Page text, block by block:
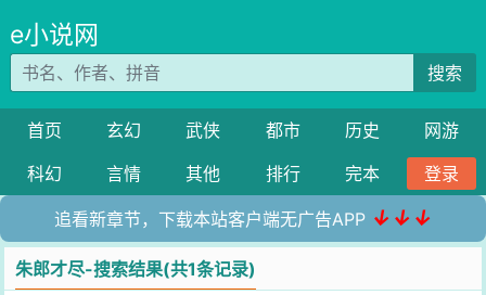
e小说网
搜索
首页 玄幻 武侠 都市 历史
网游
科幻
言情 其他 排行 完本 登录
追看新章节，下载本站客户端无广告APP ↓↓↓
朱郎才尽-搜索结果(共1条记录)